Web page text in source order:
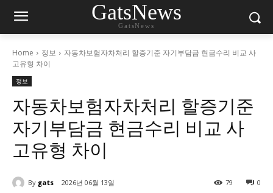
GatsNews
GatsNews
Home 정보
자동차보험자차처리 할증기준 자기부담금 현금수리 비교 사
고유형 차이
정보
자동차보험자차처리 할증기준
자기부담금 현금수리 비교 사
고유형 차이
By gats 2026년 06월 13일 0
79